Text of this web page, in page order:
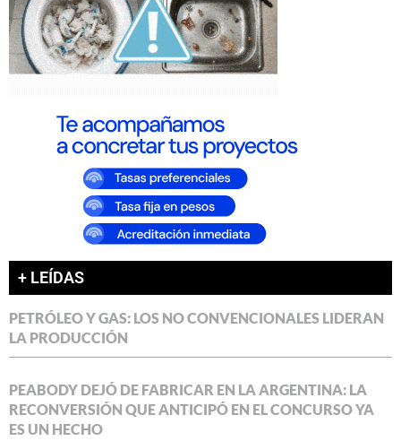
+ LEÍDAS
PETRÓLEO Y GAS: LOS NO CONVENCIONALES LIDERAN
LA PRODUCCIÓN
PEABODY DEJÓ DE FABRICAR EN LA ARGENTINA: LA
RECONVERSIÓN QUE ANTICIPÓ EN EL CONCURSO YA
ES UN HECHO